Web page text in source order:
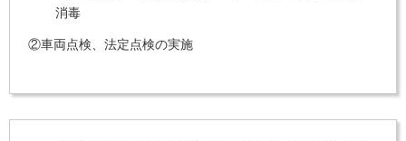
消毒
②車両点検、法定点検の実施